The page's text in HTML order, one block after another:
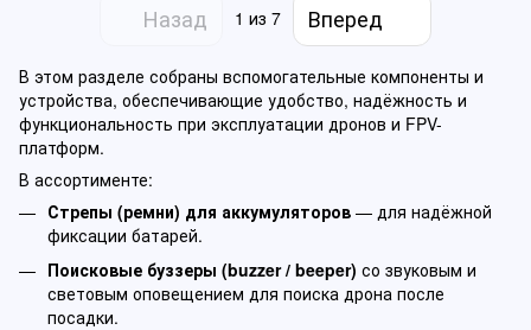
Назад 1 из 7 Вперед
В этом разделе собраны вспомогательные компоненты и
устройства, обеспечивающие удобство, надёжность и
функциональность при эксплуатации дронов и FPV-
платформ.
В ассортименте:
Стрепы (ремни) для аккумуляторов — для надёжной
фиксации батарей.
Поисковые буззеры (buzzer / beeper) со звуковым и
световым оповещением для поиска дрона после
посадки.